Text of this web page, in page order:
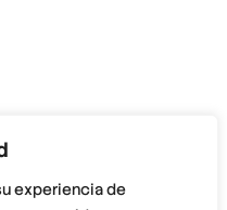
experiencia de